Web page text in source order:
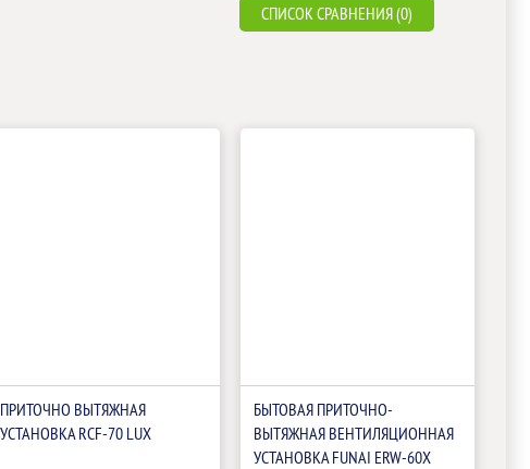
СПИСОК СРАВНЕНИЯ (0)
ПРИТОЧНО ВЫТЯЖНАЯ
УСТАНОВКА RCF-70 LUX
БЫТОВАЯ ПРИТОЧНО-
ВЫТЯЖНАЯ ВЕНТИЛЯЦИОННАЯ
УСТАНОВКА FUNAI ERW-60X